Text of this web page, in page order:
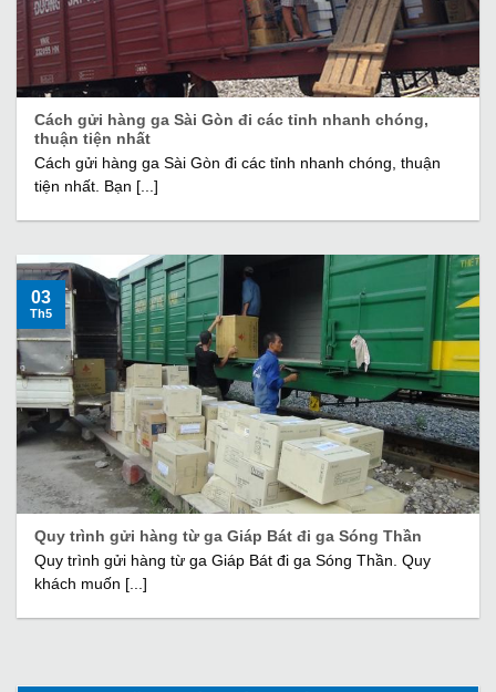
Cách gửi hàng ga Sài Gòn đi các tỉnh nhanh chóng,
thuận tiện nhất
Cách gửi hàng ga Sài Gòn đi các tỉnh nhanh chóng, thuận
tiện nhất. Bạn [...]
Quy trình gửi hàng từ ga Giáp Bát đi ga Sóng Thần
Quy trình gửi hàng từ ga Giáp Bát đi ga Sóng Thần. Quy
khách muốn [...]
03
Th5